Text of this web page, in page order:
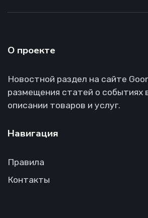
О проекте
Новостной раздел на сайте
размещения статей о событиях
описании товаров и услуг.
Навигация
Правила
Контакты